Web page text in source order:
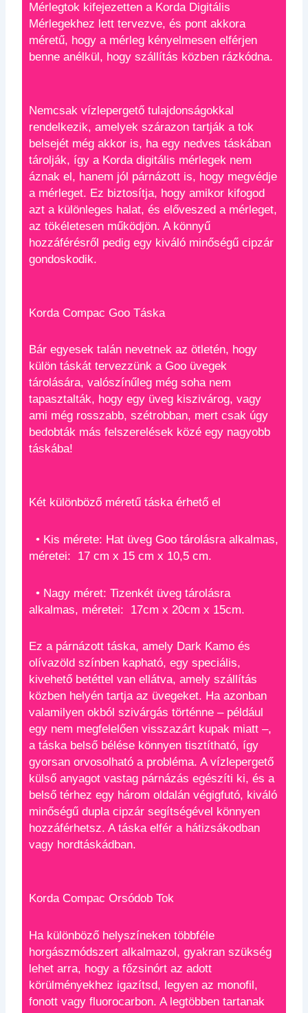
Mérlegtok kifejezetten a Korda Digitális
Mérlegekhez lett tervezve, és pont akkora
méretű, hogy a mérleg kényelmesen elférjen
benne anélkül, hogy szállítás közben rázkódna.
Nemcsak vízlepergető tulajdonságokkal
rendelkezik, amelyek szárazon tartják a tok
belsejét még akkor is, ha egy nedves táskában
tárolják, így a Korda digitális mérlegek nem
áznak el, hanem jól párnázott is, hogy megvédje
a mérleget. Ez biztosítja, hogy amikor kifogod
azt a különleges halat, és előveszed a mérleget,
az tökéletesen működjön. A könnyű
hozzáférésről pedig egy kiváló minőségű cipzár
gondoskodik.
Korda Compac Goo Táska
Bár egyesek talán nevetnek az ötletén, hogy
külön táskát tervezzünk a Goo üvegek
tárolására, valószínűleg még soha nem
tapasztalták, hogy egy üveg kiszivárog, vagy
ami még rosszabb, szétrobban, mert csak úgy
bedobták más felszerelések közé egy nagyobb
táskába!
Két különböző méretű táska érhető el
• Kis mérete: Hat üveg Goo tárolásra alkalmas,
méretei: 17 cm x 15 cm x 10,5 cm.
• Nagy méret: Tizenkét üveg tárolásra
alkalmas, méretei: 17cm x 20cm x 15cm.
Ez a párnázott táska, amely Dark Kamo és
olívazöld színben kapható, egy speciális,
kivehető betéttel van ellátva, amely szállítás
közben helyén tartja az üvegeket. Ha azonban
valamilyen okból szivárgás történne – például
egy nem megfelelően visszazárt kupak miatt –,
a táska belső bélése könnyen tisztítható, így
gyorsan orvosolható a probléma. A vízlepergető
külső anyagot vastag párnázás egészíti ki, és a
belső térhez egy három oldalán végigfutó, kiváló
minőségű dupla cipzár segítségével könnyen
hozzáférhetsz. A táska elfér a hátizsákodban
vagy hordtáskádban.
Korda Compac Orsódob Tok
Ha különböző helyszíneken többféle
horgászmódszert alkalmazol, gyakran szükség
lehet arra, hogy a főzsinórt az adott
körülményekhez igazítsd, legyen az monofil,
fonott vagy fluorocarbon. A legtöbben tartanak